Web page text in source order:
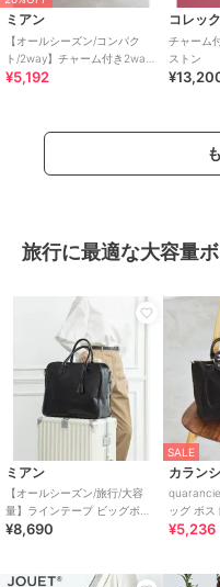
ミアン
【オールシーズン/コンパク
ト/2way】チャーム付き2way
ミニボストンバッグ
¥5,192
コレッ
チャーム
ストン
旅行に最適な大容量
ミアン
【オールシーズン/旅行/大容
量】ラインテープ ビッグボス
トンバッグ
¥8,690
SALE
カラン
ッグ ボス
¥5,236